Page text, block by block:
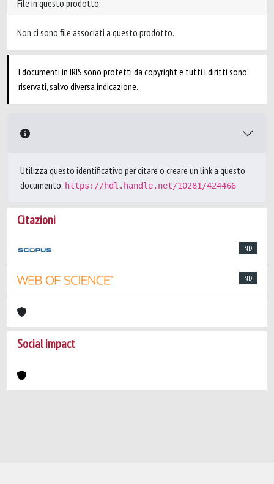
File in questo prodotto:
Non ci sono file associati a questo prodotto.
I documenti in IRIS sono protetti da copyright e tutti i diritti sono
riservati, salvo diversa indicazione.
Utilizza questo identificativo per citare o creare un link a questo
documento: https://hdl.handle.net/10281/424466
Citazioni
ND
ND
Social impact